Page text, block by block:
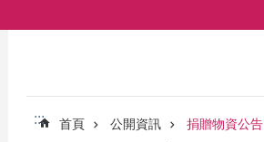
::: 首頁 公開資訊 捐贈物資公告